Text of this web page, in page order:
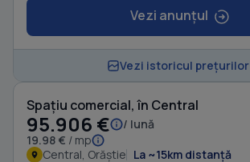
Vezi anunțul
Vezi istoricul prețurilor
Spațiu comercial, în Central
95.906 €
/ lună
19.98 € / mp
Central, Orăștie La ~15km distanță